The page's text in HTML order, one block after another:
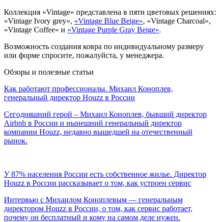
Коллекция «Vintage» представлена в пяти цветовых решениях:
«Vintage Ivory grey», «Vintage Blue Beige», «Vintage Charcoal»,
«Vintage Coffee» и «Vintage Purple Gray Beige».
Возможность создания ковра по индивидуальному размеру
или форме спросите, пожалуйста, у менеджера.
Обзоры и полезные статьи
Как работают профессионалы. Михаил Коноплев,
генеральный директор Houzz в России
Сегодняшний герой – Михаил Коноплев, бывший директор
Airbnb в России и нынешний генеральный директор
компании Houzz, недавно вышедшей на отечественный
рынок.
У 87% населения России есть собственное жилье. Директор
Houzz в России рассказывает о том, как устроен сервис
Интервью с Михаилом Коноплевым — генеральным
директором Houzz в России, о том, как сервис работает,
почему он бесплатный и кому на самом деле нужен.